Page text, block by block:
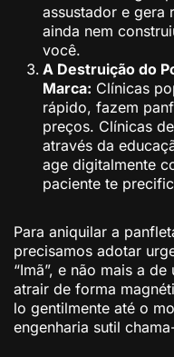
assustador e gera
ainda nem
você.
A Destruição do
Marca: Clínicas
rápido, fazem
preços. Clínicas
através da
age digitalmente
paciente te
Para aniquilar a
precisamos adotar
“Imã”, e não mais a
atrair de forma
lo gentilmente até o
engenharia sutil